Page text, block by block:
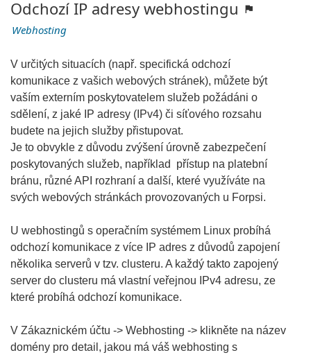
Odchozí IP adresy webhostingu
Webhosting
V určitých situacích (např. specifická odchozí
komunikace z vašich webových stránek), můžete být
vaším externím poskytovatelem služeb požádáni o
sdělení, z jaké IP adresy (IPv4) či síťového rozsahu
budete na jejich služby přistupovat.
Je to obvykle z důvodu zvýšení úrovně zabezpečení
poskytovaných služeb, například přístup na platební
bránu, různé API rozhraní a další, které využíváte na
svých webových stránkách provozovaných u Forpsi.
U webhostingů s operačním systémem Linux probíhá
odchozí komunikace z více IP adres z důvodů zapojení
několika serverů v tzv. clusteru. A každý takto zapojený
server do clusteru má vlastní veřejnou IPv4 adresu, ze
které probíhá odchozí komunikace.
V Zákaznickém účtu -> Webhosting -> klikněte na název
domény pro detail, jakou má váš webhosting s